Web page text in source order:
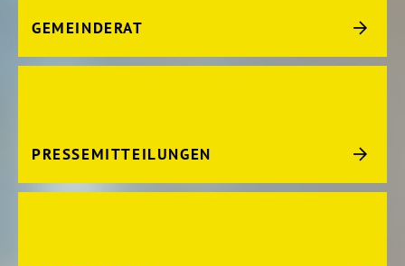
GEMEINDERAT
PRESSEMITTEILUNGEN